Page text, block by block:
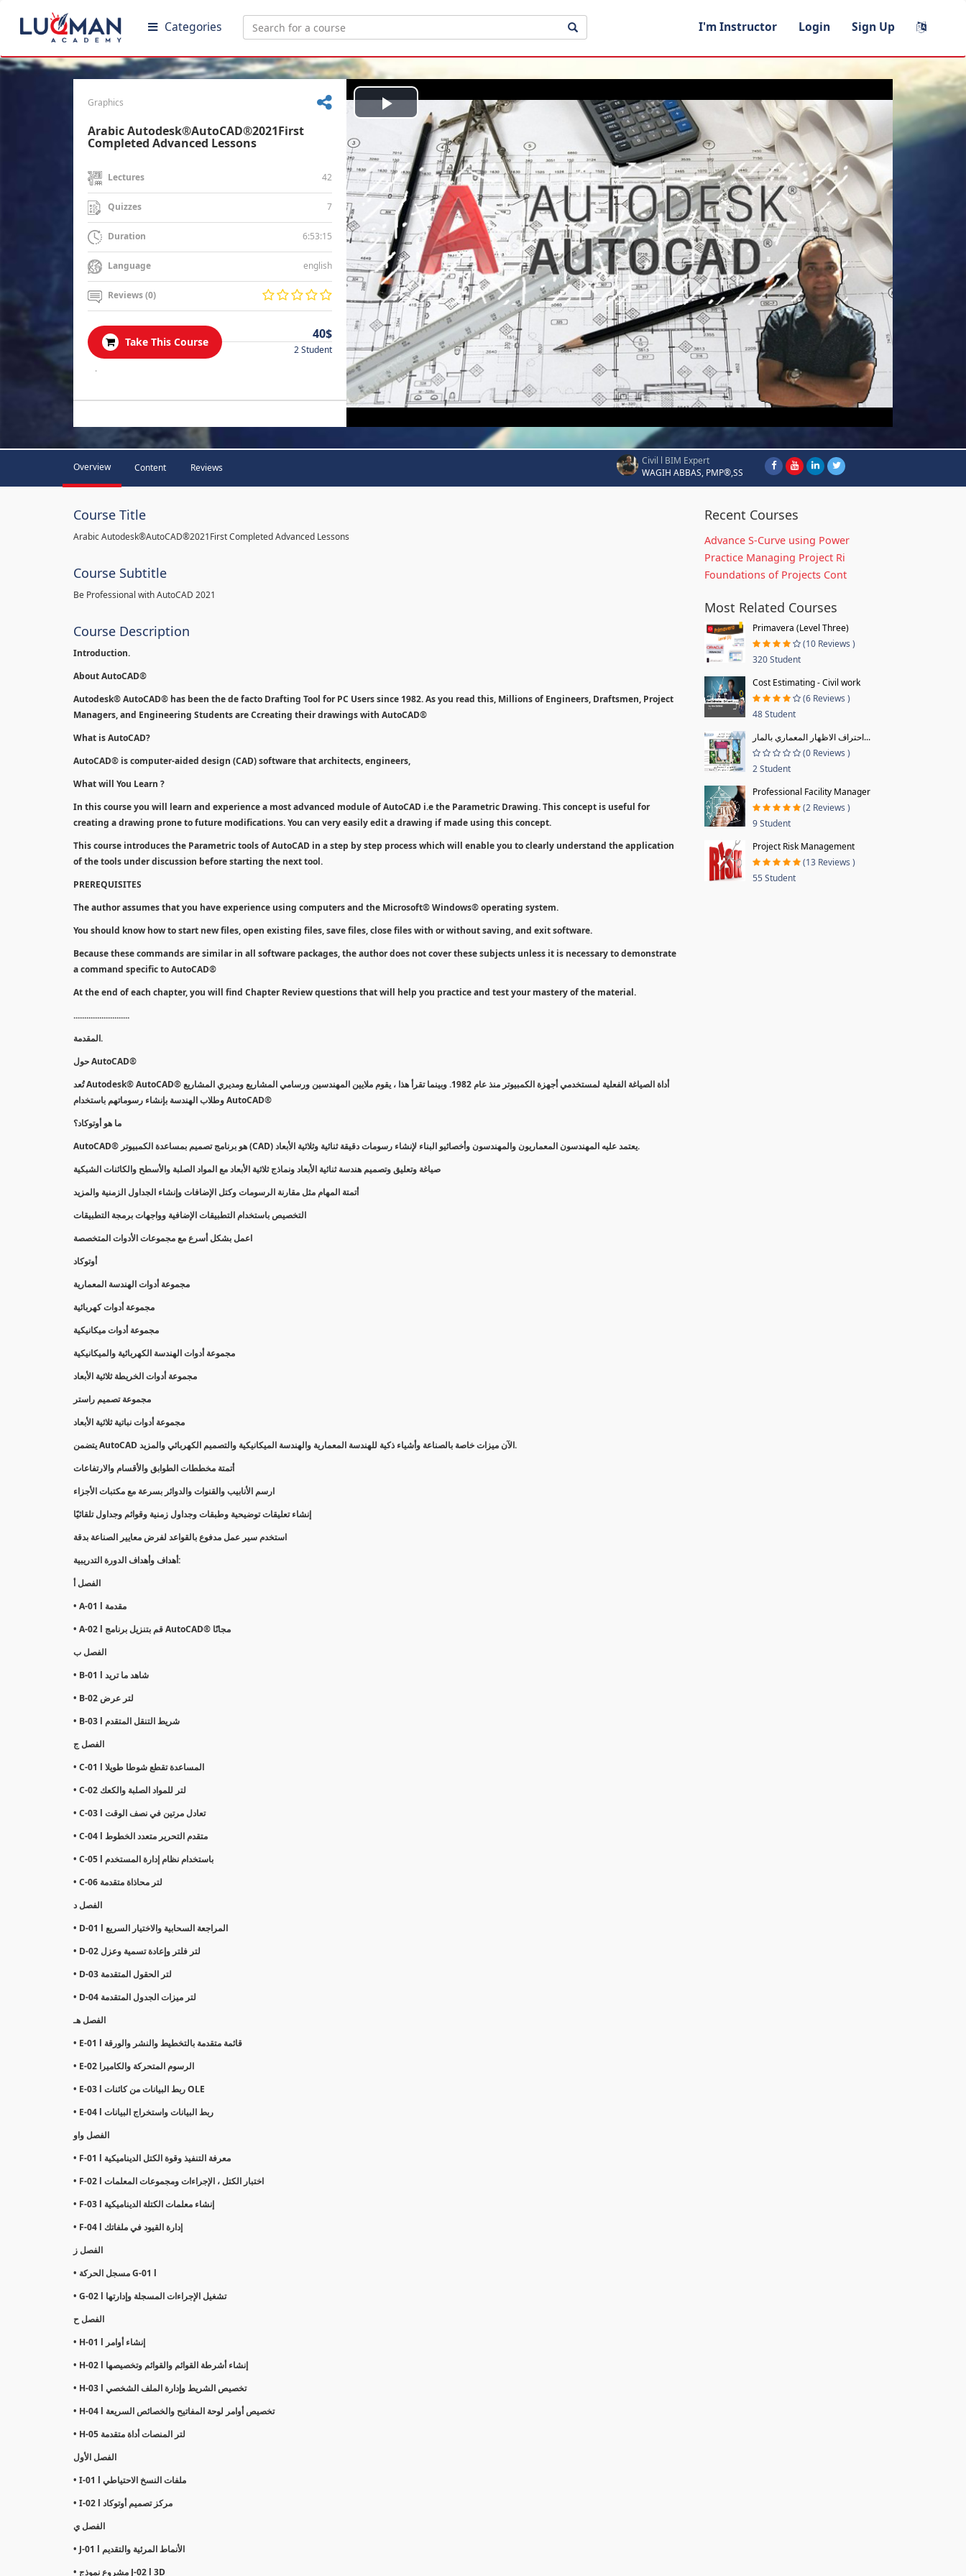
Categories I'm Instructor Login Sign Up
Graphics
Arabic Autodesk®AutoCAD®2021First
Completed Advanced Lessons
Lectures 42
Quizzes 7
Duration 6:53:15
Language english
Reviews (0)
Take This Course
40$
2 Student
.
Play
Video
Overview Content Reviews
Civil l BIM Expert
WAGIH ABBAS, PMP®,SS
Course Title
Arabic Autodesk®AutoCAD®2021First Completed Advanced Lessons
Course Subtitle
Be Professional with AutoCAD 2021
Course Description
Introduction.
About AutoCAD®
Autodesk® AutoCAD® has been the de facto Drafting Tool for PC Users since 1982. As you read this, Millions of Engineers, Draftsmen, Project
Managers, and Engineering Students are Ccreating their drawings with AutoCAD®
What is AutoCAD?
AutoCAD® is computer-aided design (CAD) software that architects, engineers,
What will You Learn ?
In this course you will learn and experience a most advanced module of AutoCAD i.e the Parametric Drawing. This concept is useful for
creating a drawing prone to future modifications. You can very easily edit a drawing if made using this concept.
This course introduces the Parametric tools of AutoCAD in a step by step process which will enable you to clearly understand the application
of the tools under discussion before starting the next tool.
PREREQUISITES
The author assumes that you have experience using computers and the Microsoft® Windows® operating system.
You should know how to start new files, open existing files, save files, close files with or without saving, and exit software.
Because these commands are similar in all software packages, the author does not cover these subjects unless it is necessary to demonstrate
a command specific to AutoCAD®
At the end of each chapter, you will find Chapter Review questions that will help you practice and test your mastery of the material.
..........................
المقدمة.
حول AutoCAD®
تُعد Autodesk® AutoCAD® أداة الصياغة الفعلية لمستخدمي أجهزة الكمبيوتر منذ عام 1982. وبينما تقرأ هذا ، يقوم ملايين المهندسين ورسامي المشاريع ومديري المشاريع
وطلاب الهندسة بإنشاء رسوماتهم باستخدام AutoCAD®
ما هو أوتوكاد؟
AutoCAD® هو برنامج تصميم بمساعدة الكمبيوتر (CAD) يعتمد عليه المهندسون المعماريون والمهندسون وأخصائيو البناء لإنشاء رسومات دقيقة ثنائية وثلاثية الأبعاد.
صياغة وتعليق وتصميم هندسة ثنائية الأبعاد ونماذج ثلاثية الأبعاد مع المواد الصلبة والأسطح والكائنات الشبكية
أتمتة المهام مثل مقارنة الرسومات وكتل الإضافات وإنشاء الجداول الزمنية والمزيد
التخصيص باستخدام التطبيقات الإضافية وواجهات برمجة التطبيقات
اعمل بشكل أسرع مع مجموعات الأدوات المتخصصة
أوتوكاد
مجموعة أدوات الهندسة المعمارية
مجموعة أدوات كهربائية
مجموعة أدوات ميكانيكية
مجموعة أدوات الهندسة الكهربائية والميكانيكية
مجموعة أدوات الخريطة ثلاثية الأبعاد
مجموعة تصميم راستر
مجموعة أدوات نباتية ثلاثية الأبعاد
يتضمن AutoCAD الآن ميزات خاصة بالصناعة وأشياء ذكية للهندسة المعمارية والهندسة الميكانيكية والتصميم الكهربائي والمزيد.
أتمتة مخططات الطوابق والأقسام والارتفاعات
ارسم الأنابيب والقنوات والدوائر بسرعة مع مكتبات الأجزاء
إنشاء تعليقات توضيحية وطبقات وجداول زمنية وقوائم وجداول تلقائيًا
استخدم سير عمل مدفوع بالقواعد لفرض معايير الصناعة بدقة
أهداف وأهداف الدورة التدريبية:
الفصل أ
• A-01 l مقدمة
• A-02 l قم بتنزيل برنامج AutoCAD® مجانًا
الفصل ب
• B-01 l شاهد ما تريد
• B-02 لتر عرض
• B-03 l شريط التنقل المتقدم
الفصل ج
• C-01 l المساعدة تقطع شوطا طويلا
• C-02 لتر للمواد الصلبة والكعك
• C-03 l تعادل مرتين في نصف الوقت
• C-04 l متقدم التحرير متعدد الخطوط
• C-05 l باستخدام نظام إدارة المستخدم
• C-06 لتر محاذاة متقدمة
الفصل د
• D-01 l المراجعة السحابية والاختيار السريع
• D-02 لتر فلتر وإعادة تسمية وعزل
• D-03 لتر الحقول المتقدمة
• D-04 لتر ميزات الجدول المتقدمة
الفصل هـ
• E-01 l قائمة متقدمة بالتخطيط والنشر والورقة
• E-02 الرسوم المتحركة والكاميرا
• E-03 l ربط البيانات من كائنات OLE
• E-04 l ربط البيانات واستخراج البيانات
الفصل واو
• F-01 l معرفة التنفيذ وقوة الكتل الديناميكية
• F-02 l اختبار الكتل ، الإجراءات ومجموعات المعلمات
• F-03 l إنشاء معلمات الكتلة الديناميكية
• F-04 l إدارة القيود في ملفاتك
الفصل ز
• مسجل الحركة G-01 l
• G-02 l تشغيل الإجراءات المسجلة وإدارتها
الفصل ح
• H-01 l إنشاء أوامر
• H-02 l إنشاء أشرطة القوائم والقوائم وتخصيصها
• H-03 l تخصيص الشريط وإدارة الملف الشخصي
• H-04 l تخصيص أوامر لوحة المفاتيح والخصائص السريعة
• H-05 لتر المنصات أداة متقدمة
الفصل الأول
• I-01 l ملفات النسخ الاحتياطي
• I-02 l مركز تصميم أوتوكاد
الفصل ي
• J-01 l الأنماط المرئية والتقديم
• مشروع نموذج J-02 l 3D
Recent Courses
Advance S-Curve using Power
Practice Managing Project Ri
Foundations of Projects Cont
Most Related Courses
Primavera (Level Three)
(10 Reviews )
320 Student
Cost Estimating - Civil work
(6 Reviews )
48 Student
احتراف الاظهار المعماري بالمار...
(0 Reviews )
2 Student
Professional Facility Manager
(2 Reviews )
9 Student
Project Risk Management
(13 Reviews )
55 Student